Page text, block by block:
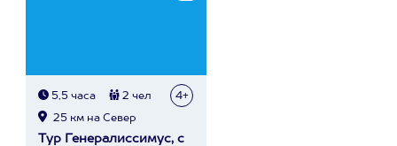
5,5 часа 2 чел 4+
25 км на Север
Тур Генералиссимус, с